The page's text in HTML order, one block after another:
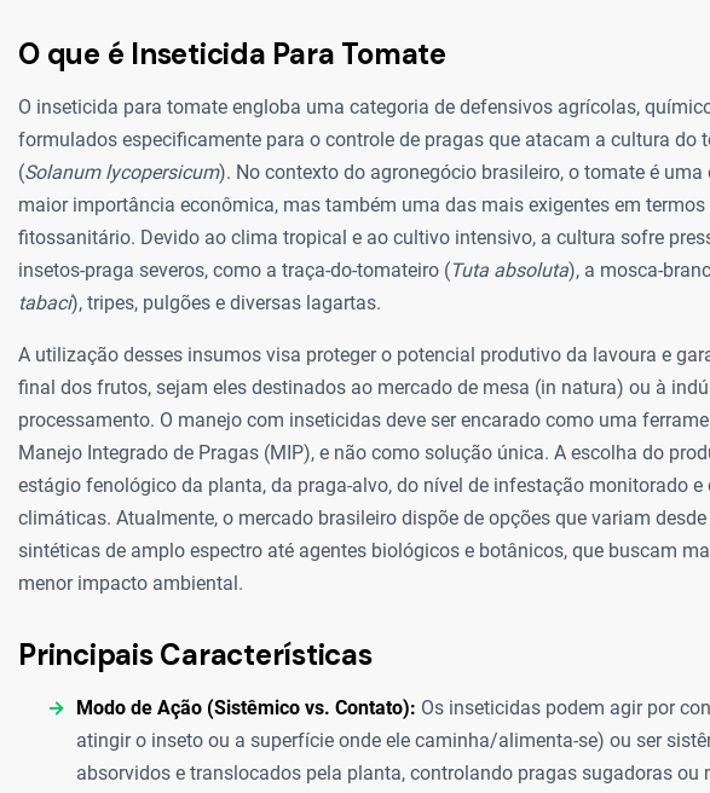
O que é Inseticida Para Tomate
O inseticida para tomate engloba uma categoria de defensivos agrícolas,
formulados especificamente para o controle de pragas que atacam a cultura do
(Solanum lycopersicum). No contexto do agronegócio brasileiro, o tomate é
maior importância econômica, mas também uma das mais exigentes em termos
fitossanitário. Devido ao clima tropical e ao cultivo intensivo, a cultura sofre
insetos-praga severos, como a traça-do-tomateiro (Tuta absoluta), a mosca-
tabaci), tripes, pulgões e diversas lagartas.
A utilização desses insumos visa proteger o potencial produtivo da lavoura e
final dos frutos, sejam eles destinados ao mercado de mesa (in natura) ou à
processamento. O manejo com inseticidas deve ser encarado como uma
Manejo Integrado de Pragas (MIP), e não como solução única. A escolha do
estágio fenológico da planta, da praga-alvo, do nível de infestação monitorado e
climáticas. Atualmente, o mercado brasileiro dispõe de opções que variam
sintéticas de amplo espectro até agentes biológicos e botânicos, que buscam
menor impacto ambiental.
Principais Características
Modo de Ação (Sistêmico vs. Contato): Os inseticidas podem agir por
atingir o inseto ou a superfície onde ele caminha/alimenta-se) ou ser
absorvidos e translocados pela planta, controlando pragas sugadoras ou